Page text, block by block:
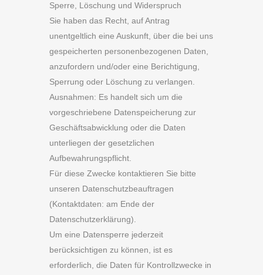
Sperre, Löschung und Widerspruch
Sie haben das Recht, auf Antrag
unentgeltlich eine Auskunft, über die bei uns
gespeicherten personenbezogenen Daten,
anzufordern und/oder eine Berichtigung,
Sperrung oder Löschung zu verlangen.
Ausnahmen: Es handelt sich um die
vorgeschriebene Datenspeicherung zur
Geschäftsabwicklung oder die Daten
unterliegen der gesetzlichen
Aufbewahrungspflicht.
Für diese Zwecke kontaktieren Sie bitte
unseren Datenschutzbeauftragen
(Kontaktdaten: am Ende der
Datenschutzerklärung).
Um eine Datensperre jederzeit
berücksichtigen zu können, ist es
erforderlich, die Daten für Kontrollzwecke in